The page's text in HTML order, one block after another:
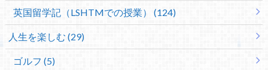
英国留学記（LSHTMでの授業） (124)
人生を楽しむ (29)
ゴルフ (5)